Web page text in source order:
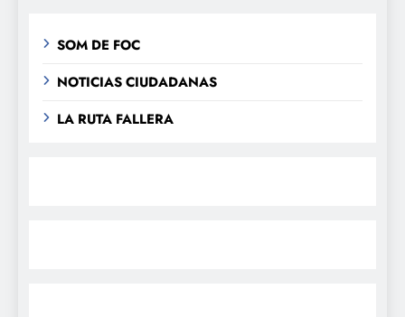
SOM DE FOC
NOTICIAS CIUDADANAS
LA RUTA FALLERA